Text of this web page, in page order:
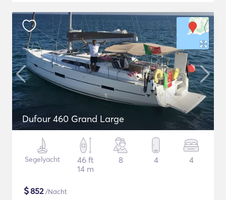
Dufour 460 Grand Large
Segelyacht
46 ft
14 m
8 4 4
$852/Nacht